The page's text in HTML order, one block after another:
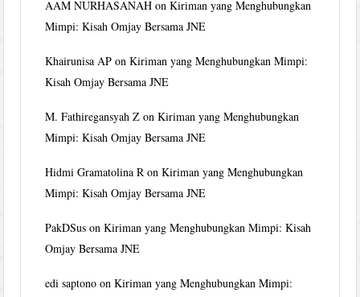
AAM NURHASANAH onKiriman yang Menghubungkan
Mimpi: Kisah Omjay Bersama JNE
Khairunisa AP onKiriman yang Menghubungkan Mimpi:
Kisah Omjay Bersama JNE
M. Fathiregansyah Z onKiriman yang Menghubungkan
Mimpi: Kisah Omjay Bersama JNE
Hidmi Gramatolina R onKiriman yang Menghubungkan
Mimpi: Kisah Omjay Bersama JNE
PakDSus onKiriman yang Menghubungkan Mimpi: Kisah
Omjay Bersama JNE
edi saptono onKiriman yang Menghubungkan Mimpi: